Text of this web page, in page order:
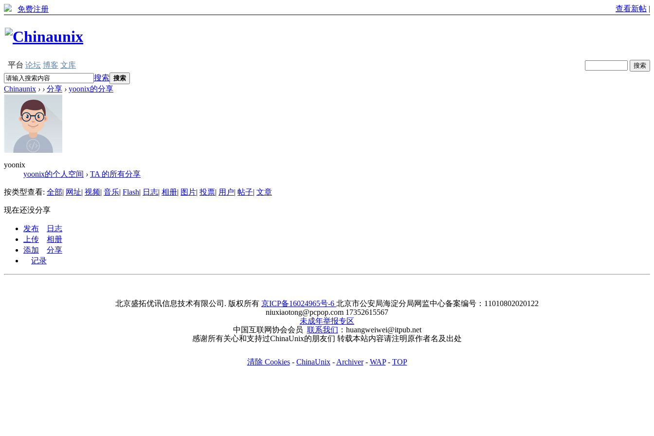
免费注册 查看新帖 |
平台 论坛 博客 文库
搜索 搜索
Chinaunix › › 分享 › yoonix的分享
yoonix
yoonix的个人空间 › TA 的所有分享
按类型查看: 全部| 网址| 视频| 音乐| Flash| 日志| 相册| 图片| 投票| 用户| 帖子| 文章
现在还没分享
发布
日志
上传
相册
添加
分享
记录
北京盛拓优讯信息技术有限公司. 版权所有 京ICP备16024965号-6 北京市公安局海淀分局网监中心备案编号：11010802020122
niuxiaotong@pcpop.com 17352615567
未成年举报专区
中国互联网协会会员 联系我们 ：huangweiwei@itpub.net
感谢所有关心和支持过ChinaUnix的朋友们 转载本站内容请注明原作者名及出处
清除 Cookies- ChinaUnix- Archiver- WAP- TOP